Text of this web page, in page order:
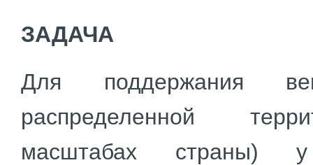
ЗАДАЧА
Для поддержания
распределенной
масштабах страны)